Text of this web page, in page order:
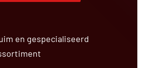
en gespecialiseerd